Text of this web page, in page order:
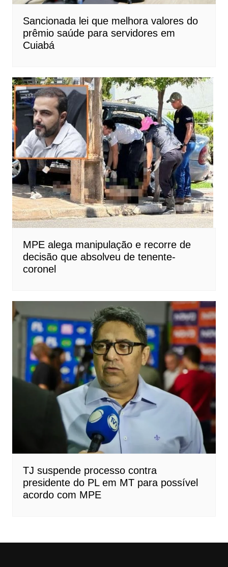
Sancionada lei que melhora valores do
prêmio saúde para servidores em
Cuiabá
MPE alega manipulação e recorre de
decisão que absolveu de tenente-
coronel
TJ suspende processo contra
presidente do PL em MT para possível
acordo com MPE